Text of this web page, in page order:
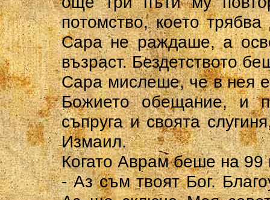
потомство, което
Сара не раждаше, а
възраст. Бездетството
Сара мислеше, че в нея е
Божието обещание, и
съпруга и своята
Измаил.
Когато Аврам беше на 99
- Аз съм твоят Бог.